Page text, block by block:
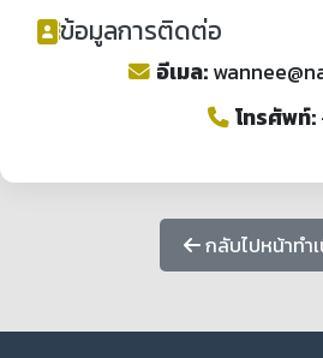
ข้อมูลการติดต่อ
อีเมล:
โทรศัพท์:
กลับไปหน้าทำ